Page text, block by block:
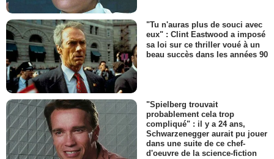
"Tu n'auras plus de souci avec
eux" : Clint Eastwood a imposé
sa loi sur ce thriller voué à un
beau succès dans les années 90
"Spielberg trouvait
probablement cela trop
compliqué" : il y a 24 ans,
Schwarzenegger aurait pu jouer
dans une suite de ce chef-
d'oeuvre de la science-fiction